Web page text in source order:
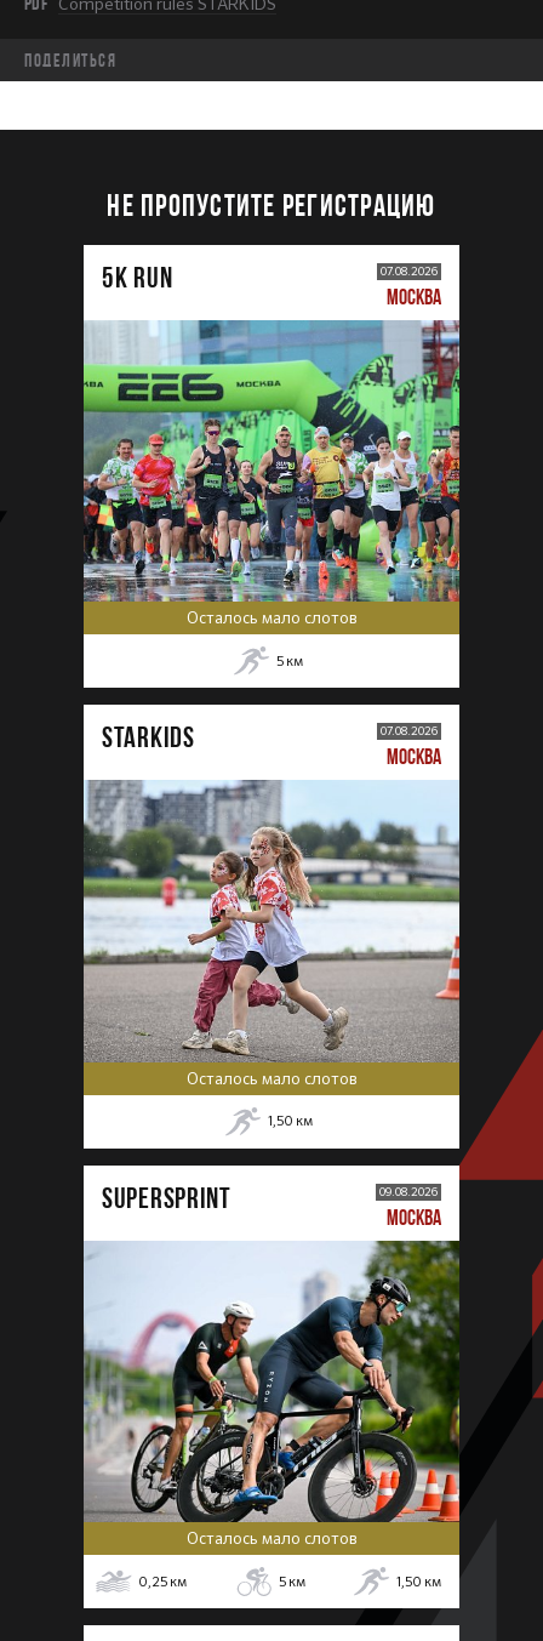
Поделиться
НЕ ПРОПУСТИТЕ РЕГИСТРАЦИЮ
5К RUN 07.08.2026
МОСКВА
Осталось мало слотов
5 км
STARKIDS 07.08.2026
МОСКВА
Осталось мало слотов
1,50 км
SUPERSPRINT 09.08.2026
МОСКВА
Осталось мало слотов
0,25 км 5 км 1,50 км